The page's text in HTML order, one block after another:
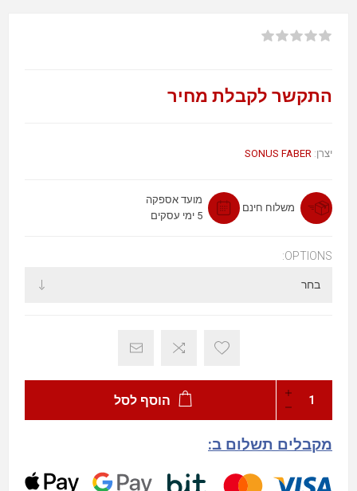
התקשר לקבלת מחיר
יצרן: SONUS FABER
משלוח חינם
מועד אספקה
5 ימי עסקים
OPTIONS:
הוסף לסל
מקבלים תשלום ב: